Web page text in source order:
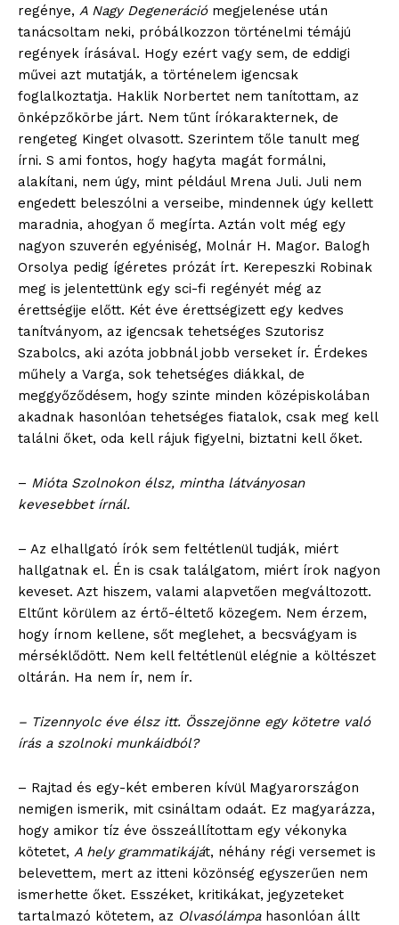
regénye, A Nagy Degenerációmegjelenése után
tanácsoltam neki, próbálkozzon történelmi témájú
regények írásával. Hogy ezért vagy sem, de eddigi
művei azt mutatják, a történelem igencsak
foglalkoztatja. Haklik Norbertet nem tanítottam, az
önképzőkörbe járt. Nem tűnt írókarakternek, de
rengeteg Kinget olvasott. Szerintem tőle tanult meg
írni. S ami fontos, hogy hagyta magát formálni,
alakítani, nem úgy, mint például Mrena Juli. Juli nem
engedett beleszólni a verseibe, mindennek úgy kellett
maradnia, ahogyan ő megírta. Aztán volt még egy
nagyon szuverén egyéniség, Molnár H. Magor. Balogh
Orsolya pedig ígéretes prózát írt. Kerepeszki Robinak
meg is jelentettünk egy sci-fi regényét még az
érettségije előtt. Két éve érettségizett egy kedves
tanítványom, az igencsak tehetséges Szutorisz
Szabolcs, aki azóta jobbnál jobb verseket ír. Érdekes
műhely a Varga, sok tehetséges diákkal, de
meggyőződésem, hogy szinte minden középiskolában
akadnak hasonlóan tehetséges fiatalok, csak meg kell
találni őket, oda kell rájuk figyelni, biztatni kell őket.
– Mióta Szolnokon élsz, mintha látványosan
kevesebbet írnál.
– Az elhallgató írók sem feltétlenül tudják, miért
hallgatnak el. Én is csak találgatom, miért írok nagyon
keveset. Azt hiszem, valami alapvetően megváltozott.
Eltűnt körülem az értő-éltető közegem. Nem érzem,
hogy írnom kellene, sőt meglehet, a becsvágyam is
mérséklődött. Nem kell feltétlenül elégnie a költészet
oltárán. Ha nem ír, nem ír.
– Tizennyolc éve élsz itt. Összejönne egy kötetre való
írás a szolnoki munkáidból?
– Rajtad és egy-két emberen kívül Magyarországon
nemigen ismerik, mit csináltam odaát. Ez magyarázza,
hogy amikor tíz éve összeállítottam egy vékonyka
kötetet, A hely grammatikáját, néhány régi versemet is
belevettem, mert az itteni közönség egyszerűen nem
ismerhette őket. Esszéket, kritikákat, jegyzeteket
tartalmazó kötetem, az Olvasólámpa hasonlóan állt